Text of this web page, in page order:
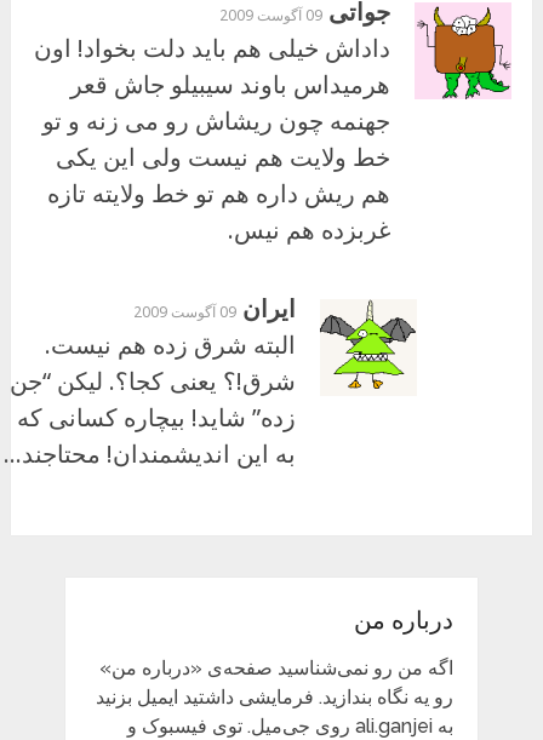
جواتی 09 آگوست 2009
داداش خیلی هم باید دلت بخواد! اون
هرمیداس باوند سیبیلو جاش قعر
جهنمه چون ریشاش رو می زنه و تو
خط ولایت هم نیست ولی این یکی
هم ریش داره هم تو خط ولایته تازه
غربزده هم نیس.
ایران 09 آگوست 2009
البته شرق زده هم نیست.
شرق!؟ یعنی کجا؟. لیکن “جن
زده” شاید! بیچاره کسانی که
به این اندیشمندان! محتاجند…
درباره من
اگه من رو نمی‌شناسید صفحه‌ی «درباره من»
رو یه نگاه بندازید. فرمایشی داشتید ایمیل بزنید
به ali.ganjei روی جی‌میل. توی فیسبوک و